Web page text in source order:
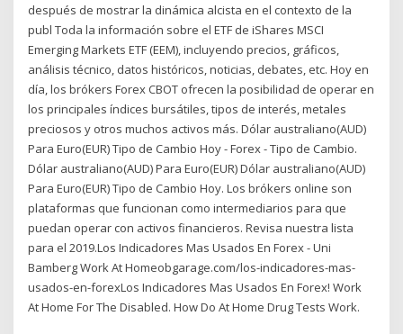
después de mostrar la dinámica alcista en el contexto de la
publ Toda la información sobre el ETF de iShares MSCI
Emerging Markets ETF (EEM), incluyendo precios, gráficos,
análisis técnico, datos históricos, noticias, debates, etc. Hoy en
día, los brókers Forex CBOT ofrecen la posibilidad de operar en
los principales índices bursátiles, tipos de interés, metales
preciosos y otros muchos activos más. Dólar australiano(AUD)
Para Euro(EUR) Tipo de Cambio Hoy - Forex - Tipo de Cambio.
Dólar australiano(AUD) Para Euro(EUR) Dólar australiano(AUD)
Para Euro(EUR) Tipo de Cambio Hoy. Los brókers online son
plataformas que funcionan como intermediarios para que
puedan operar con activos financieros. Revisa nuestra lista
para el 2019.Los Indicadores Mas Usados En Forex - Uni
Bamberg Work At Homeobgarage.com/los-indicadores-mas-
usados-en-forexLos Indicadores Mas Usados En Forex! Work
At Home For The Disabled. How Do At Home Drug Tests Work.